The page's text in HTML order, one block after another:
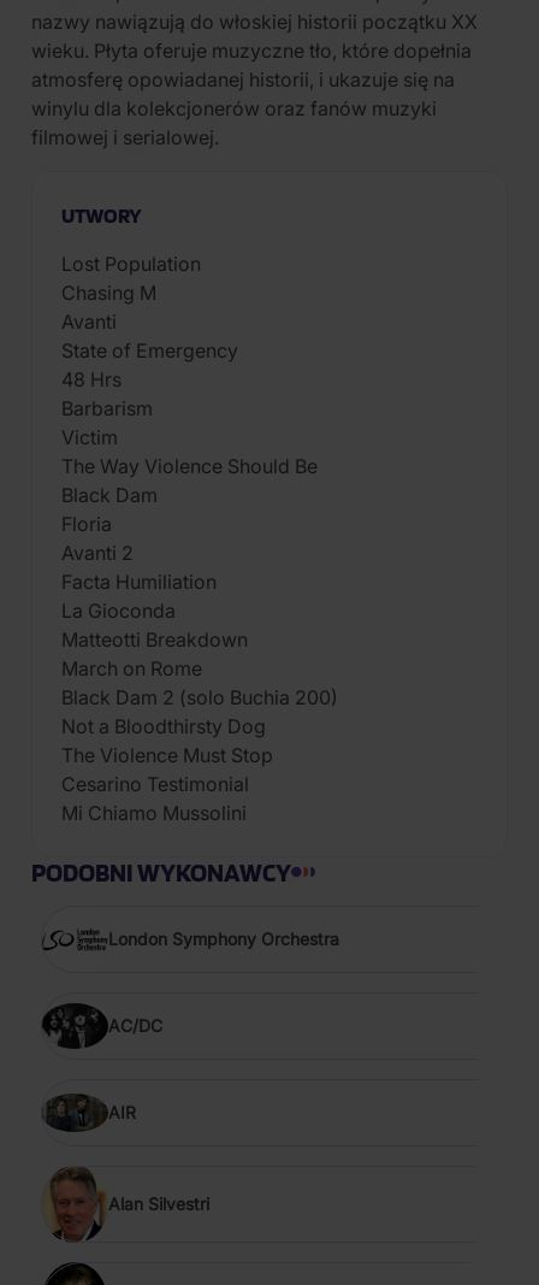
nazwy nawiązują do włoskiej historii początku XX
wieku. Płyta oferuje muzyczne tło, które dopełnia
atmosferę opowiadanej historii, i ukazuje się na
winylu dla kolekcjonerów oraz fanów muzyki
filmowej i serialowej.
UTWORY
Lost Population
Chasing M
Avanti
State of Emergency
48 Hrs
Barbarism
Victim
The Way Violence Should Be
Black Dam
Floria
Avanti 2
Facta Humiliation
La Gioconda
Matteotti Breakdown
March on Rome
Black Dam 2 (solo Buchia 200)
Not a Bloodthirsty Dog
The Violence Must Stop
Cesarino Testimonial
Mi Chiamo Mussolini
PODOBNI WYKONAWCY
London Symphony Orchestra
AC/DC
AIR
Alan Silvestri